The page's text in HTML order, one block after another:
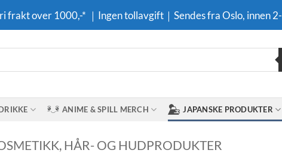
frakt over 1000,-* ｜Ingen tollavgift｜Sendes fra Oslo, innen
ANIME & SPILL MERCH JAPANSKE PRODUKTER
HÅR- OG HUDPRODUKTER